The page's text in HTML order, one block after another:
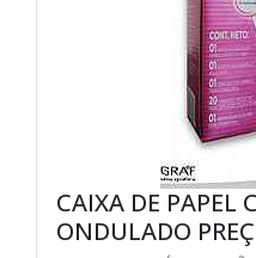
CAIXA DE PAPEL
ONDULADO